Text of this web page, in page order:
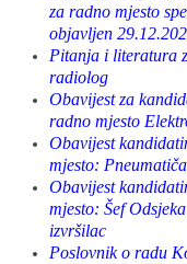
za radno mjesto
objavljen
Pitanja i literatura
radiolog
Obavijest za
radno mjesto
Obavijest
mjesto:
Obavijest
mjesto: Šef
izvršilac
Poslovnik o radu